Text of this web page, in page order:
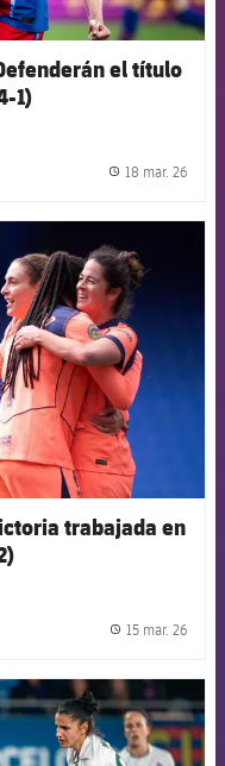
el título
1)
18 mar. 26
trabajada en
15 mar. 26
badge